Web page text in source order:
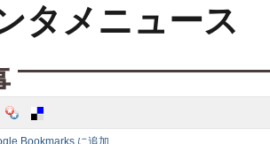
タメニュース